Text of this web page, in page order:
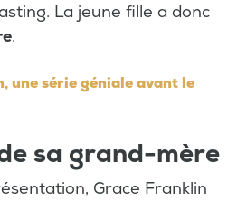
La jeune fille a donc
.
une série géniale avant le
sa grand-mère
Grace Franklin